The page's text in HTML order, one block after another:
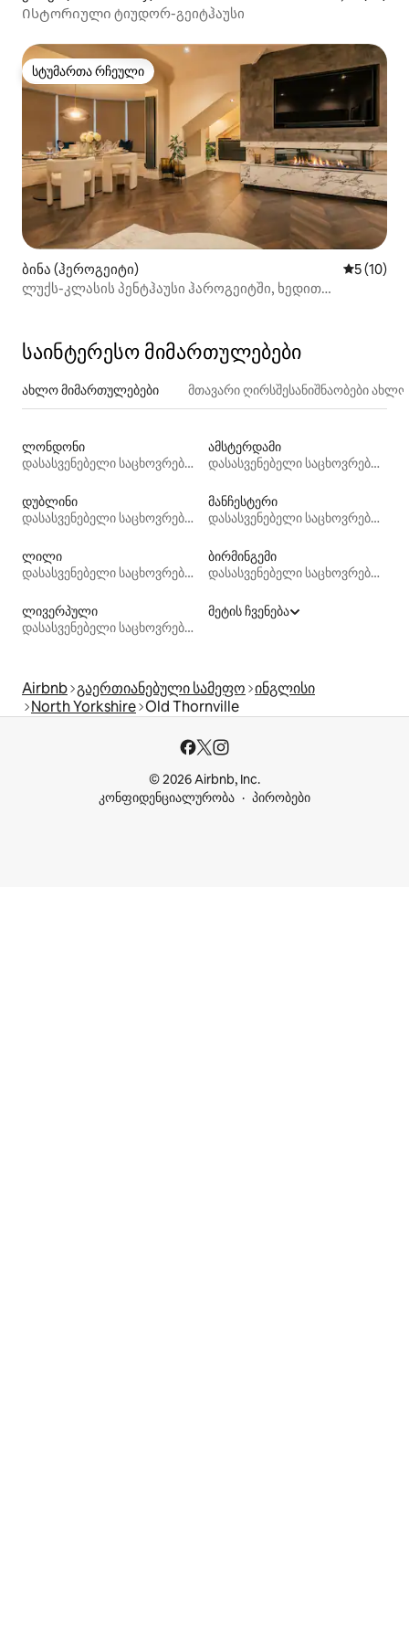
Ისტორიული ტიუდორ-გეიტჰაუსი
სტუმართა რჩეული
სტუმართა რჩეული
ბინა (ჰეროგეიტი) საშუალო
5 (10)
ლუქს-კლასის პენტჰაუსი ჰაროგეიტში, ხედით
საინტერესო მიმართულებები
ახლო მიმართულებები მთავარი ღირსშესანიშნაობები
ლონდონი
დასასვენებელი საცხოვრებლები
ამსტერდამი
დასასვენებელი საცხოვრებლები
დუბლინი
დასასვენებელი საცხოვრებლები
მანჩესტერი
დასასვენებელი საცხოვრებლები
ლილი
დასასვენებელი საცხოვრებლები
ბირმინგემი
დასასვენებელი საცხოვრებლები
ლივერპული
დასასვენებელი საცხოვრებლები
მეტის ჩვენება
Airbnb გაერთიანებული სამეფო ინგლისი
North Yorkshire Old Thornville
© 2026 Airbnb, Inc.
კონფიდენციალურობა
პირობები